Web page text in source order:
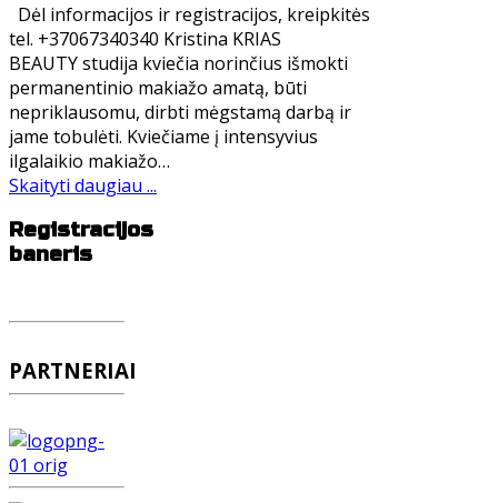
Dėl informacijos ir registracijos, kreipkitės
tel. +37067340340 Kristina KRIAS
BEAUTY studija kviečia norinčius išmokti
permanentinio makiažo amatą, būti
nepriklausomu, dirbti mėgstamą darbą ir
jame tobulėti. Kviečiame į intensyvius
ilgalaikio makiažo…
Skaityti daugiau ...
Registracijos
baneris
PARTNERIAI